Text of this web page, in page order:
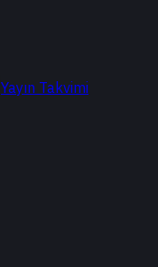
Yayın Takvimi